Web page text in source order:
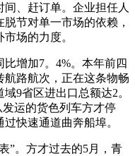
、赶订单。企业担任人
节对单一市场的依赖，
场的力度。
增加7。4%。本年前四
路航次，正在这条物畅
9省区进出口总额达2。
运的货色列车方才停
快速通道曲奔船埠。
。方才过去的5月，青